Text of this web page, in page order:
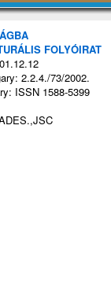
FOLYÓIRAT
2.2.4./73/2002.
ISSN 1588-5399